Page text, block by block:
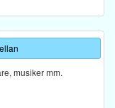
musiker mm.